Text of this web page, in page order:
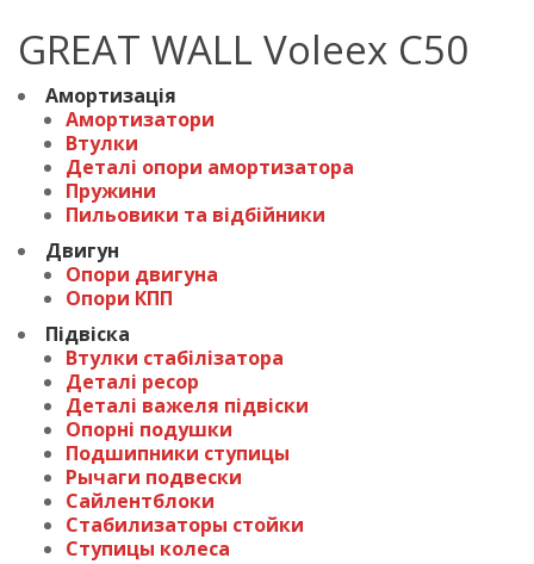
GREAT WALL Voleex C50
Амортизація
Амортизатори
Втулки
Деталі опори амортизатора
Пружини
Пильовики та відбійники
Двигун
Опори двигуна
Опори КПП
Підвіска
Втулки стабілізатора
Деталі ресор
Деталі важеля підвіски
Опорні подушки
Подшипники ступицы
Рычаги подвески
Сайлентблоки
Стабилизаторы стойки
Ступицы колеса